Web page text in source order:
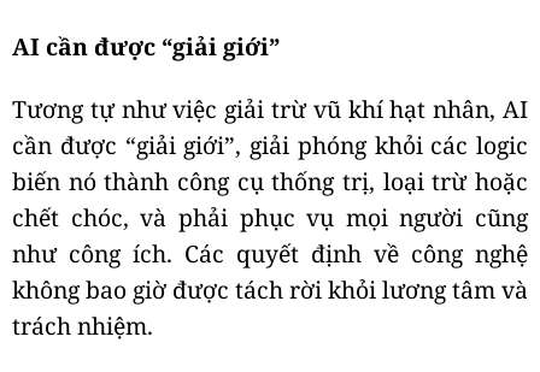
AI cần được “giải giới”
Tương tự như việc giải trừ vũ khí hạt nhân, AI
cần được “giải giới”, giải phóng khỏi các logic
biến nó thành công cụ thống trị, loại trừ hoặc
chết chóc, và phải phục vụ mọi người cũng
như công ích. Các quyết định về công nghệ
không bao giờ được tách rời khỏi lương tâm và
trách nhiệm.